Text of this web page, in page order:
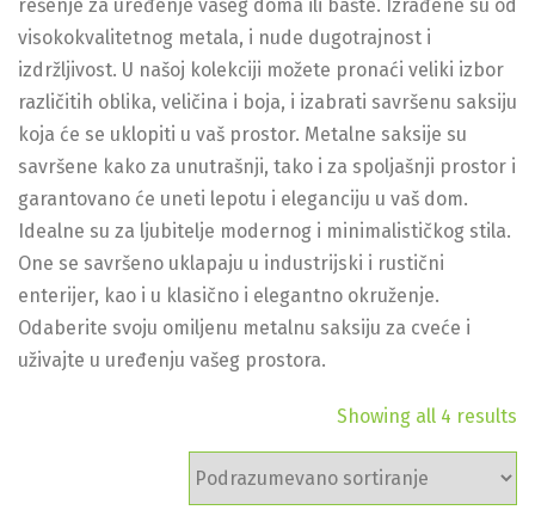
rešenje za uređenje vašeg doma ili bašte. Izrađene su od
visokokvalitetnog metala, i nude dugotrajnost i
izdržljivost. U našoj kolekciji možete pronaći veliki izbor
različitih oblika, veličina i boja, i izabrati savršenu saksiju
koja će se uklopiti u vaš prostor. Metalne saksije su
savršene kako za unutrašnji, tako i za spoljašnji prostor i
garantovano će uneti lepotu i eleganciju u vaš dom.
Idealne su za ljubitelje modernog i minimalističkog stila.
One se savršeno uklapaju u industrijski i rustični
enterijer, kao i u klasično i elegantno okruženje.
Odaberite svoju omiljenu metalnu saksiju za cveće i
uživajte u uređenju vašeg prostora.
Showing all 4 results